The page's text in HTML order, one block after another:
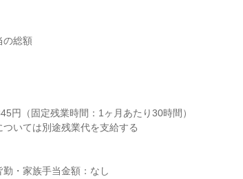
の総額
円（固定残業時間：1ヶ月あたり30時間）
いては別途残業代を支給する
・家族手当金額：なし